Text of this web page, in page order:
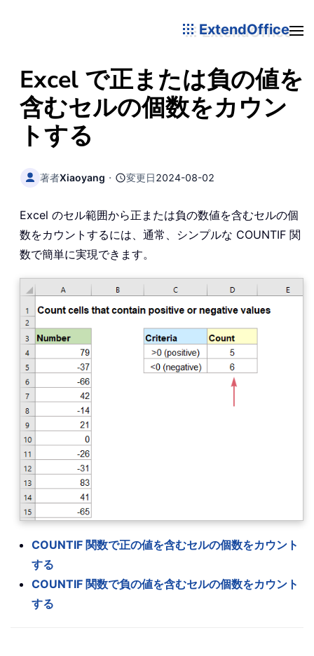
ExtendOffice
Excel で正または負の値を
含むセルの個数をカウン
トする
著者Xiaoyang ・ 変更日2024-08-02
Excel のセル範囲から正または負の数値を含むセルの個
数をカウントするには、通常、シンプルな COUNTIF 関
数で簡単に実現できます。
COUNTIF 関数で正の値を含むセルの個数をカウント
する
COUNTIF 関数で負の値を含むセルの個数をカウント
する